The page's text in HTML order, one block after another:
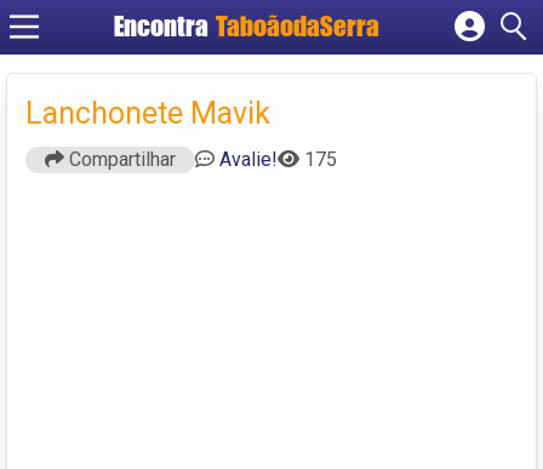
Encontra TaboãodaSerra
Cadastrar empresa
Criar conta
Lanchonete Mavik
Compartilhar Avalie! 175